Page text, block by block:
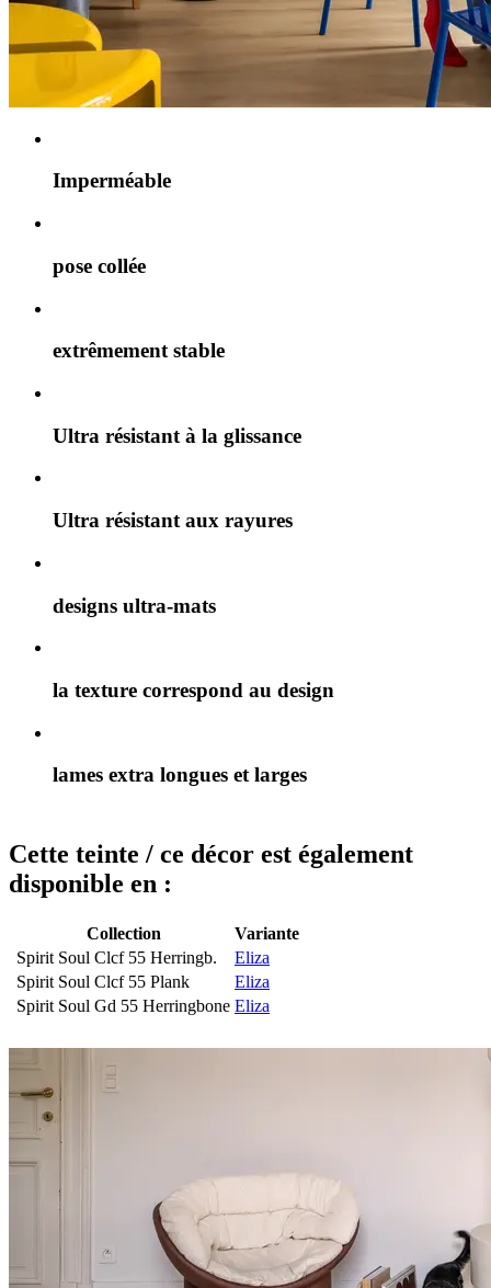
Imperméable
pose collée
extrêmement stable
Ultra résistant à la glissance
Ultra résistant aux rayures
designs ultra-mats
la texture correspond au design
lames extra longues et larges
Cette teinte / ce décor est également
disponible en :
Collection
Variante
Spirit Soul Clcf 55 Herringb.
Eliza
Spirit Soul Clcf 55 Plank
Eliza
Spirit Soul Gd 55 Herringbone Eliza